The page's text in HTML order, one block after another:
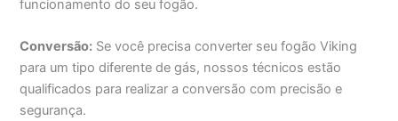
funcionamento do seu fogão.
Conversão: Se você precisa converter seu fogão Viking
para um tipo diferente de gás, nossos técnicos estão
qualificados para realizar a conversão com precisão e
segurança.